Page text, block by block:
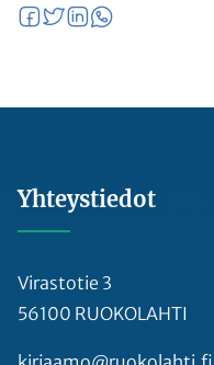
Yhteystiedot
Virastotie 3
56100 RUOKOLAHTI